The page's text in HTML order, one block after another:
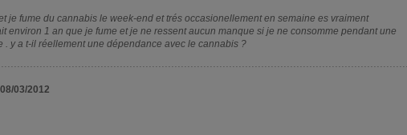
je fume du cannabis le week-end et trés occasionellement en semaine es vraiment
environ 1 an que je fume et je ne ressent aucun manque si je ne consomme pendant une
. y a t-il réellement une dépendance avec le cannabis ?
03/2012